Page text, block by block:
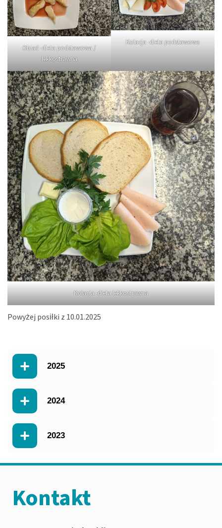
Obiad -dieta podstawowa /
lekkostrawna
Kolacja -dieta podstawowa
Kolacja -dieta lekkostrawna
Powyżej posiłki z 10.01.2025
2025
2024
2023
Kontakt